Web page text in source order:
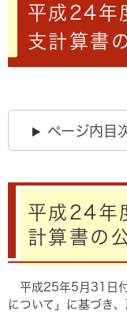
平成24年
支計算書
ページ内目
平成24年
計算書の
平成25年5月31日付
について」に基づき